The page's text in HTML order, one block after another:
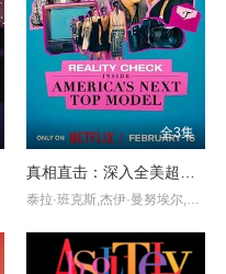
全3集
泰拉·班克斯,杰伊·曼努埃尔,香侬·斯图尔特,珍妮·杰克逊,劳伦·赫顿,海蒂·克鲁姆,伊曼,伊西斯·金,温妮·哈洛,凯莉·克拉克森,夏奈尔·伊曼,简妮斯·迪金森,阿德里安妮·库瑞